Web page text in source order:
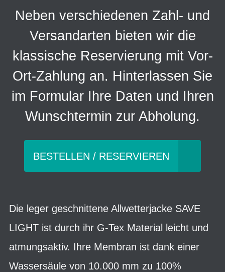
Neben verschiedenen Zahl- und
Versandarten bieten wir die
klassische Reservierung mit Vor-
Ort-Zahlung an. Hinterlassen Sie
im Formular Ihre Daten und Ihren
Wunschtermin zur Abholung.
BESTELLEN / RESERVIEREN
Die leger geschnittene Allwetterjacke SAVE
LIGHT ist durch ihr G-Tex Material leicht und
atmungsaktiv. Ihre Membran ist dank einer
Wassersäule von 10.000 mm zu 100%